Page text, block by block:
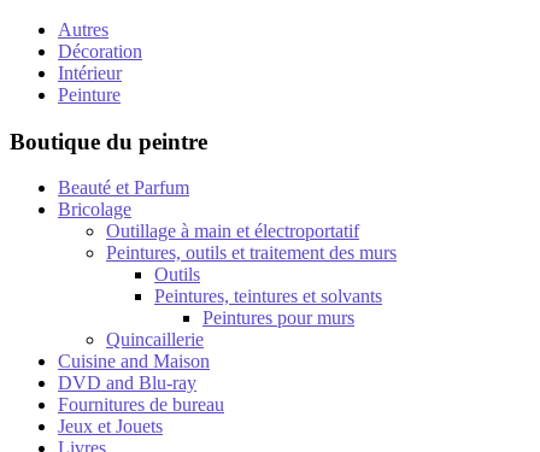
Autres
Décoration
Intérieur
Peinture
Boutique du peintre
Beauté et Parfum
Bricolage
Outillage à main et électroportatif
Peintures, outils et traitement des murs
Outils
Peintures, teintures et solvants
Peintures pour murs
Quincaillerie
Cuisine and Maison
DVD and Blu-ray
Fournitures de bureau
Jeux et Jouets